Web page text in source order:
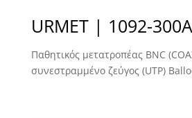
URMET | 1092-300A
Παθητικός μετατροπέας BNC
συνεστραμμένο ζεύγος (UTP)